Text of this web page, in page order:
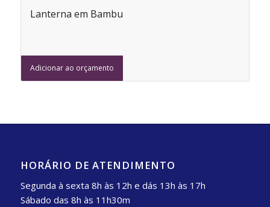
Lanterna em Bambu
Adicionar ao orçamento
HORÁRIO DE ATENDIMENTO
Segunda à sexta 8h às 12h e dás 13h às 17h
Sábado das 8h às 11h30m